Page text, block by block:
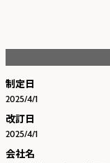
制定日
2025/4/1
改訂日
2025/4/1
会社名